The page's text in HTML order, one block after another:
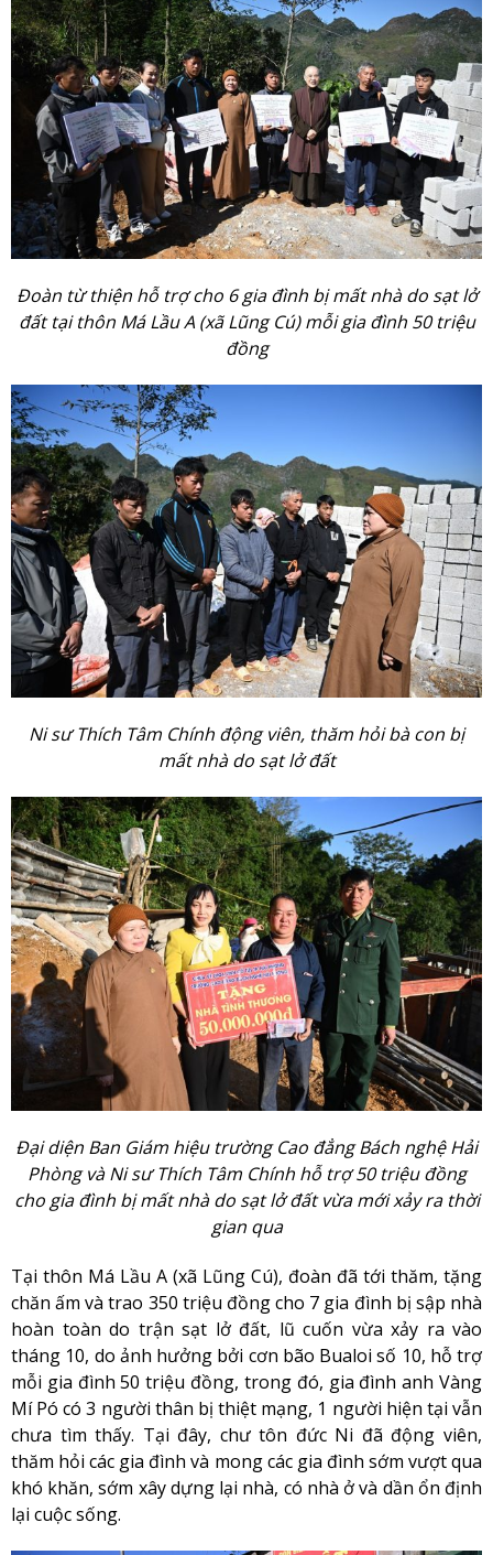
Đoàn từ thiện hỗ trợ cho 6 gia đình bị mất nhà do sạt lở
đất tại thôn Má Lầu A (xã Lũng Cú) mỗi gia đình 50 triệu
đồng
Ni sư Thích Tâm Chính động viên, thăm hỏi bà con bị
mất nhà do sạt lở đất
Đại diện Ban Giám hiệu trường Cao đẳng Bách nghệ Hải
Phòng và Ni sư Thích Tâm Chính hỗ trợ 50 triệu đồng
cho gia đình bị mất nhà do sạt lở đất vừa mới xảy ra thời
gian qua
Tại thôn Má Lầu A (xã Lũng Cú), đoàn đã tới thăm, tặng
chăn ấm và trao 350 triệu đồng cho 7 gia đình bị sập nhà
hoàn toàn do trận sạt lở đất, lũ cuốn vừa xảy ra vào
tháng 10, do ảnh hưởng bởi cơn bão Bualoi số 10, hỗ trợ
mỗi gia đình 50 triệu đồng, trong đó, gia đình anh Vàng
Mí Pó có 3 người thân bị thiệt mạng, 1 người hiện tại vẫn
chưa tìm thấy. Tại đây, chư tôn đức Ni đã động viên,
thăm hỏi các gia đình và mong các gia đình sớm vượt qua
khó khăn, sớm xây dựng lại nhà, có nhà ở và dần ổn định
lại cuộc sống.